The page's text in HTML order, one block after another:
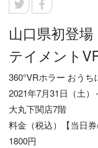
山口県初登
テイメント
360°VRホラー おうち
2021年7月31日（土
大丸下関店7階
料金（税込）【当日
1800円